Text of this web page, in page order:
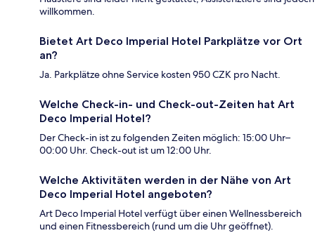
willkommen.
Bietet Art Deco Imperial Hotel Parkplätze vor Ort
an?
Ja. Parkplätze ohne Service kosten 950 CZK pro Nacht.
Welche Check-in- und Check-out-Zeiten hat Art
Deco Imperial Hotel?
Der Check-in ist zu folgenden Zeiten möglich: 15:00 Uhr–
00:00 Uhr. Check-out ist um 12:00 Uhr.
Welche Aktivitäten werden in der Nähe von Art
Deco Imperial Hotel angeboten?
Art Deco Imperial Hotel verfügt über einen Wellnessbereich
und einen Fitnessbereich (rund um die Uhr geöffnet).